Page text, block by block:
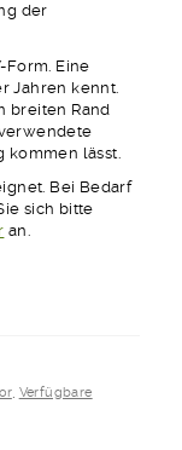
der
Form. Eine
Jahren kennt.
breiten Rand
kommen lässt.
Bei Bedarf
sich bitte
an.
, Verfügbare